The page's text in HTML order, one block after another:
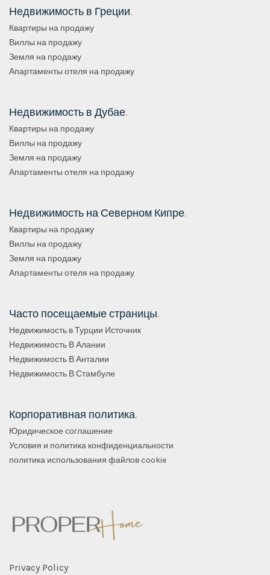
Недвижимость в Греции.
Квартиры на продажу
Виллы на продажу
Земля на продажу
Апартаменты отеля на продажу
Недвижимость в Дубае.
Квартиры на продажу
Виллы на продажу
Земля на продажу
Апартаменты отеля на продажу
Недвижимость на Северном Кипре.
Квартиры на продажу
Виллы на продажу
Земля на продажу
Апартаменты отеля на продажу
Часто посещаемые страницы.
Недвижимость в Турции Источник
Недвижимость В Алании
Недвижимость В Анталии
Недвижимость В Стамбуле
Корпоративная политика.
Юридическое соглашение
Условия и политика конфиденциальности
политика использования файлов cookie
Privacy Policy